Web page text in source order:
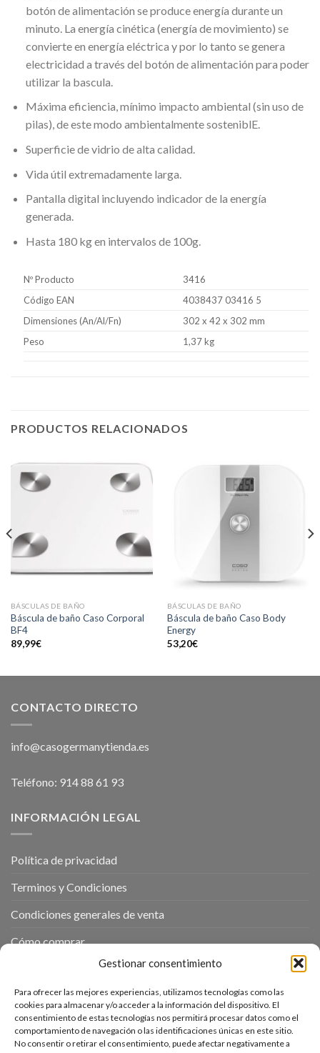
Gestionar consentimiento
Para ofrecer las mejores experiencias, utilizamos tecnologías como las
cookies para almacenar y/o acceder a la información del dispositivo. El
consentimiento de estas tecnologías nos permitirá procesar datos como el
comportamiento de navegación o las identificaciones únicas en este sitio.
No consentir o retirar el consentimiento, puede afectar negativamente a
botón de alimentación se produce energía durante un
minuto. La energía cinética (energía de movimiento) se
convierte en energía eléctrica y por lo tanto se genera
electricidad a través del botón de alimentación para poder
utilizar la bascula.
Máxima eficiencia, mínimo impacto ambiental (sin uso de
pilas), de este modo ambientalmente sosteniblE.
Superficie de vidrio de alta calidad.
Vida útil extremadamente larga.
Pantalla digital incluyendo indicador de la energía
generada.
Hasta 180 kg en intervalos de 100g.
Nº Producto
3416
Código EAN
4038437 03416 5
Dimensiones (An/Al/Fn)
302 x 42 x 302 mm
Peso
1,37 kg
PRODUCTOS RELACIONADOS
BÁSCULAS DE BAÑO
Báscula de baño Caso Corporal
BF4
89,99€
BÁSCULAS DE BAÑO
Báscula de baño Caso Body
Energy
53,20€
CONTACTO DIRECTO
info@casogermanytienda.es
Teléfono: 914 88 61 93
INFORMACIÓN LEGAL
Política de privacidad
Terminos y Condiciones
Condiciones generales de venta
Cómo comprar
Política de cookies
ENTRADAS RECIENTES